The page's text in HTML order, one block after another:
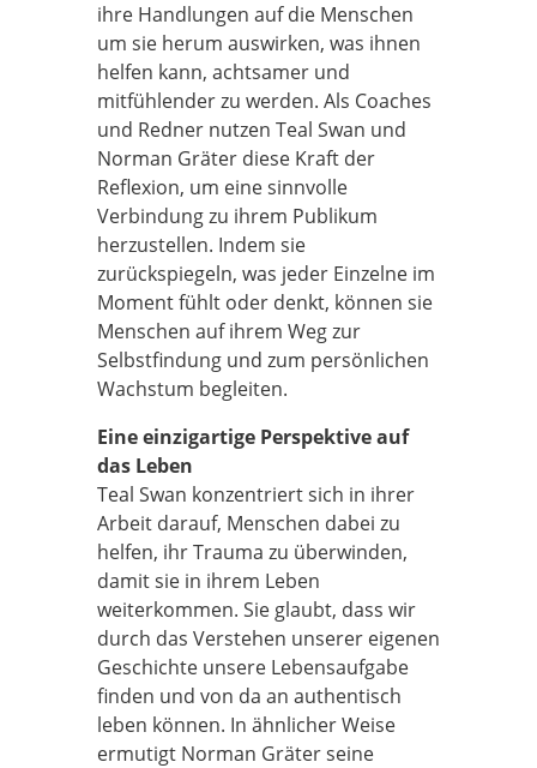
ihre Handlungen auf die Menschen
um sie herum auswirken, was ihnen
helfen kann, achtsamer und
mitfühlender zu werden. Als Coaches
und Redner nutzen Teal Swan und
Norman Gräter diese Kraft der
Reflexion, um eine sinnvolle
Verbindung zu ihrem Publikum
herzustellen. Indem sie
zurückspiegeln, was jeder Einzelne im
Moment fühlt oder denkt, können sie
Menschen auf ihrem Weg zur
Selbstfindung und zum persönlichen
Wachstum begleiten.
Eine einzigartige Perspektive auf
das Leben
Teal Swan konzentriert sich in ihrer
Arbeit darauf, Menschen dabei zu
helfen, ihr Trauma zu überwinden,
damit sie in ihrem Leben
weiterkommen. Sie glaubt, dass wir
durch das Verstehen unserer eigenen
Geschichte unsere Lebensaufgabe
finden und von da an authentisch
leben können. In ähnlicher Weise
ermutigt Norman Gräter seine